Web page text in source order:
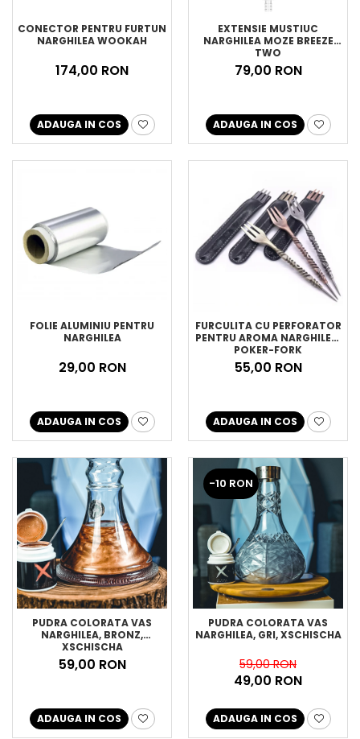
CONECTOR PENTRU FURTUN
NARGHILEA WOOKAH
174,00 RON
ADAUGA IN COS
EXTENSIE MUSTIUC
NARGHILEA MOZE BREEZE
TWO
79,00 RON
ADAUGA IN COS
FOLIE ALUMINIU PENTRU
NARGHILEA
29,00 RON
ADAUGA IN COS
FURCULITA CU PERFORATOR
PENTRU AROMA NARGHILEA,
POKER-FORK
55,00 RON
ADAUGA IN COS
PUDRA COLORATA VAS
NARGHILEA, BRONZ,
XSCHISCHA
59,00 RON
ADAUGA IN COS
-10 RON
PUDRA COLORATA VAS
NARGHILEA, GRI, XSCHISCHA
59,00 RON
49,00 RON
ADAUGA IN COS